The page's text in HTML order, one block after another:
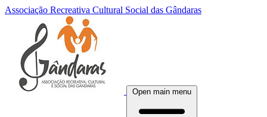
Associação Recreativa Cultural Social das Gândaras
Open main menu